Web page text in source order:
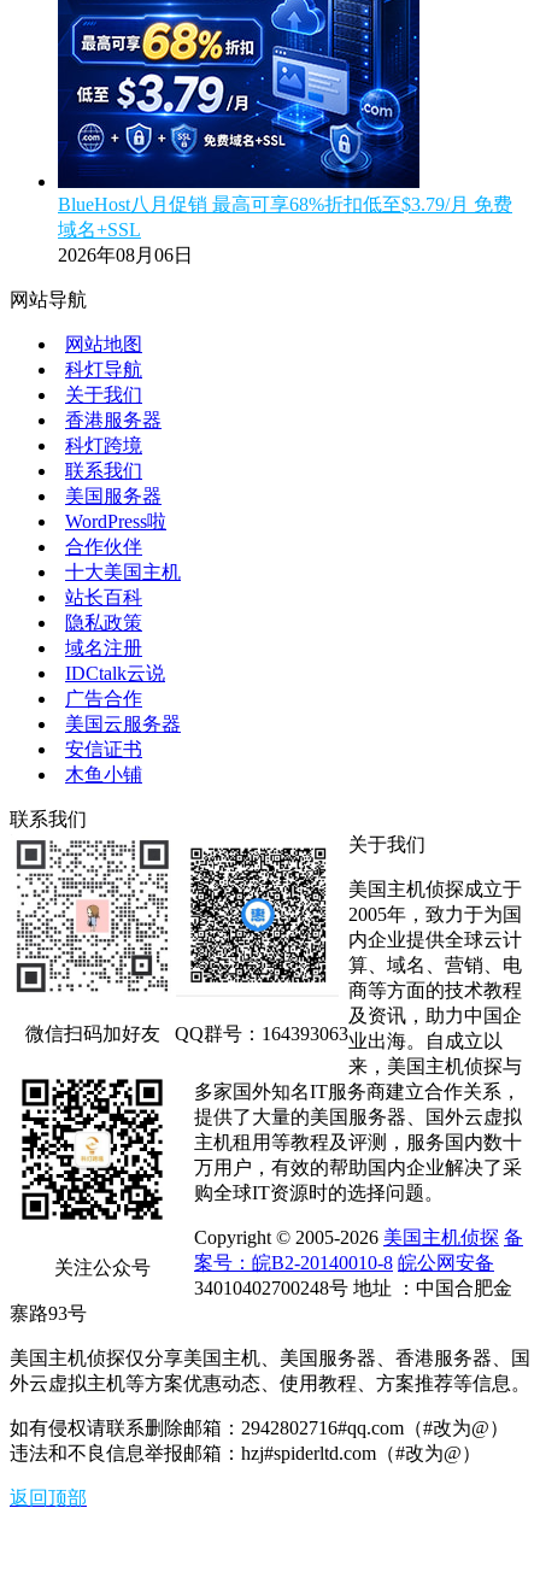
BlueHost八月促销 最高可享68%折扣低至$3.79/月 免费
域名+SSL
2026年08月06日
网站导航
网站地图
科灯导航
关于我们
香港服务器
科灯跨境
联系我们
美国服务器
WordPress啦
合作伙伴
十大美国主机
站长百科
隐私政策
域名注册
IDCtalk云说
广告合作
美国云服务器
安信证书
木鱼小铺
联系我们
微信扫码加好友 QQ群号：164393063
关注公众号
关于我们
美国主机侦探成立于
2005年，致力于为国
内企业提供全球云计
算、域名、营销、电
商等方面的技术教程
及资讯，助力中国企
业出海。自成立以
来，美国主机侦探与
多家国外知名IT服务商建立合作关系，
提供了大量的美国服务器、国外云虚拟
主机租用等教程及评测，服务国内数十
万用户，有效的帮助国内企业解决了采
购全球IT资源时的选择问题。
Copyright © 2005-2026 美国主机侦探 备
案号：皖B2-20140010-8 皖公网安备
34010402700248号 地址 ：中国合肥金
寨路93号
美国主机侦探仅分享美国主机、美国服务器、香港服务器、国
外云虚拟主机等方案优惠动态、使用教程、方案推荐等信息。
如有侵权请联系删除邮箱：2942802716#qq.com（#改为@）
违法和不良信息举报邮箱：hzj#spiderltd.com（#改为@）
返回顶部